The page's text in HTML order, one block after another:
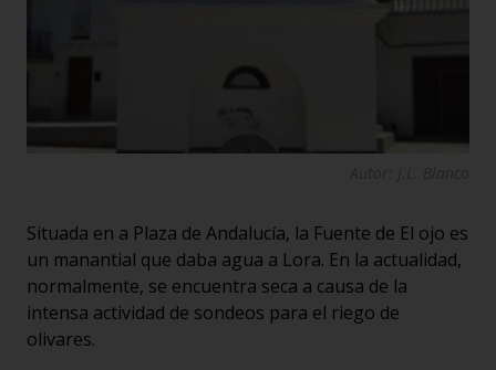
Situada en a Plaza de Andalucía, la Fuente de El ojo es
un manantial que daba agua a Lora. En la actualidad,
normalmente, se encuentra seca a causa de la
intensa actividad de sondeos para el riego de
olivares.